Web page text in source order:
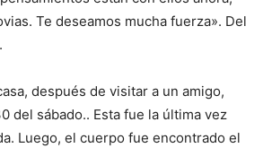
Te deseamos mucha fuerza». Del
después de visitar a un amigo,
del sábado.. Esta fue la última vez
Luego, el cuerpo fue encontrado el